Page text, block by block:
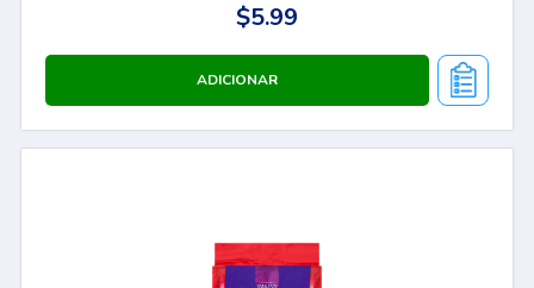
$5.99